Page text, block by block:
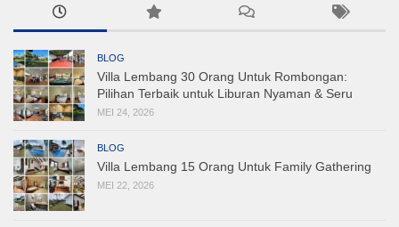
BLOG
Villa Lembang 30 Orang Untuk Rombongan:
Pilihan Terbaik untuk Liburan Nyaman & Seru
MEI 24, 2026
BLOG
Villa Lembang 15 Orang Untuk Family Gathering
MEI 22, 2026